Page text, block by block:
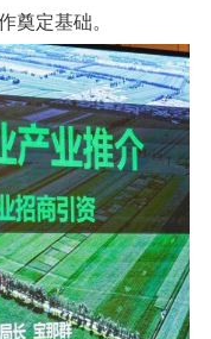
奠定基础。